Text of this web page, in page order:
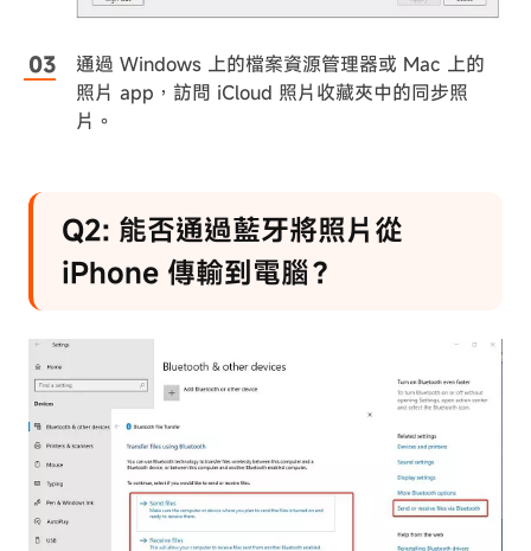
通過 Windows 上的檔案資源管理器或 Mac 上的
照片 app，訪問 iCloud 照片收藏夾中的同步照
片。
Q2: 能否通過藍牙將照片從
iPhone 傳輸到電腦？